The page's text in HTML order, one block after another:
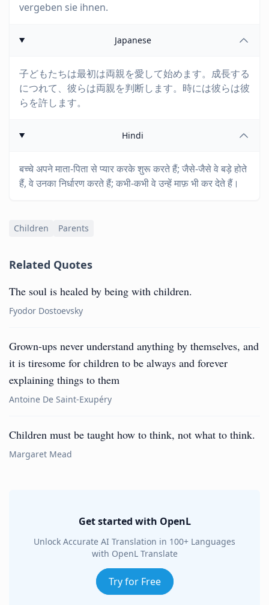
vergeben sie ihnen.
Japanese
子どもたちは最初は両親を愛して始めます。成長する
につれて、彼らは両親を判断します。時には彼らは彼
らを許します。
Hindi
बच्चे अपने माता-पिता से प्यार करके शुरू करते हैं; जैसे-जैसे वे बड़े होते
हैं, वे उनका निर्धारण करते हैं; कभी-कभी वे उन्हें माफ़ भी कर देते हैं।
Children Parents
Related Quotes
The soul is healed by being with children.
Fyodor Dostoevsky
Grown-ups never understand anything by themselves, and
it is tiresome for children to be always and forever
explaining things to them
Antoine De Saint-Exupéry
Children must be taught how to think, not what to think.
Margaret Mead
Get started with OpenL
Unlock Accurate AI Translation in 100+ Languages
with OpenL Translate
Try for Free